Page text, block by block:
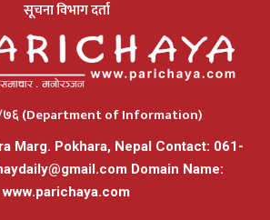
सूचना विभाग दर्ता
७६ (Department of Information)
Marg. Pokhara, Nepal Contact: 061-
Domain Name:
www.parichaya.com